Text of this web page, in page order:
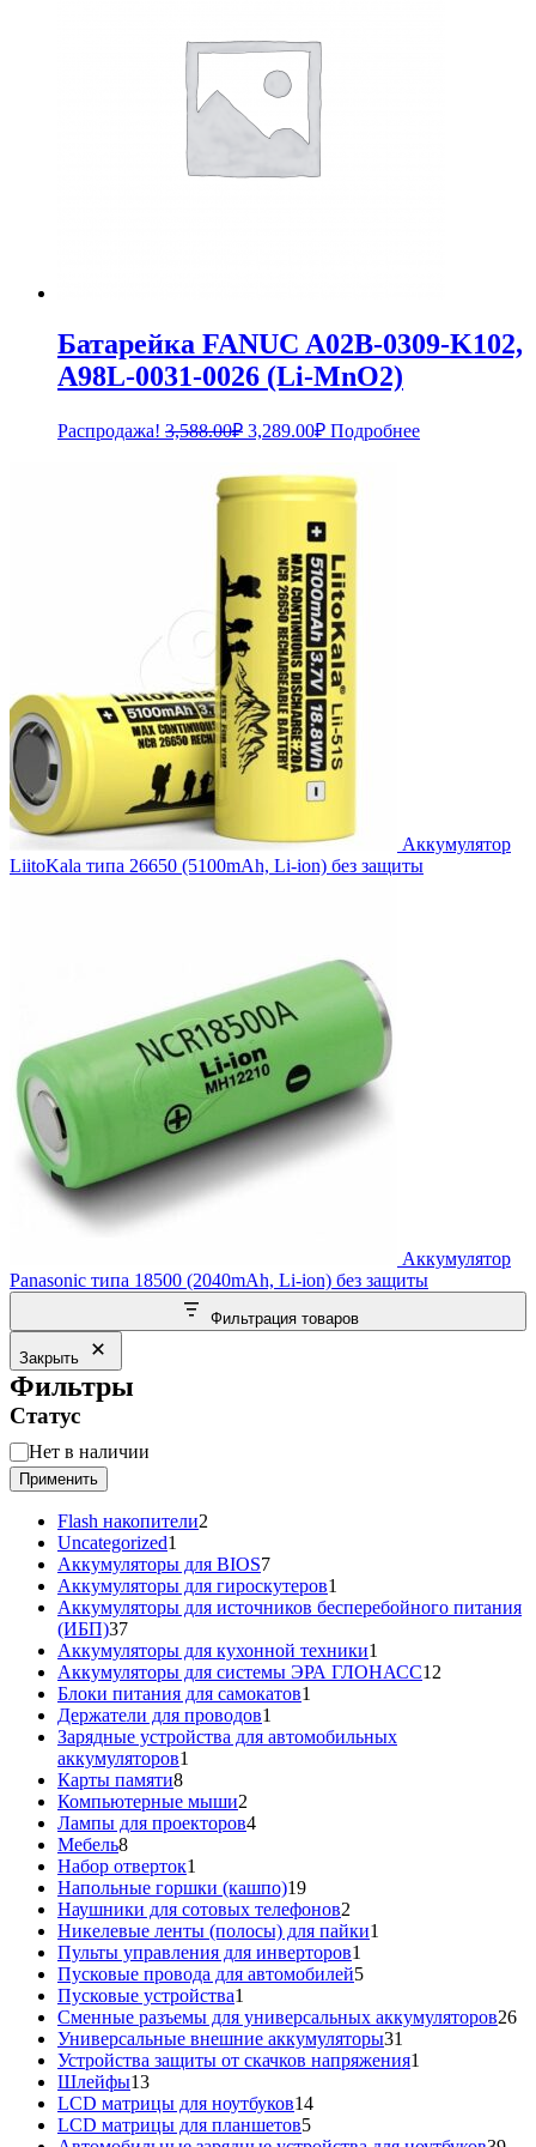
Батарейка FANUC A02B-0309-K102,
A98L-0031-0026 (Li-MnO2)
Распродажа! 3,588.00₽ Первоначальная
составляла
3,588.00₽.
3,289.00₽Текущая
цена:
3,289.00₽.
Подробнее
Аккумулятор
LiitoKala типа 26650 (5100mAh, Li-ion) без защиты
Аккумулятор
Panasonic типа 18500 (2040mAh, Li-ion) без защиты
Фильтрация товаров
Закрыть
Фильтры
Статус
Статус
Нет в наличии
Применить
Flash накопители2
Uncategorized1
товар
Аккумуляторы для BIOS77
товаров
Аккумуляторы для гироскутеров1
товар
Аккумуляторы для источников бесперебойного питания
(ИБП)3737
товаров
Аккумуляторы для кухонной техники1
товар
Аккумуляторы для системы ЭРА ГЛОНАСС12
Блоки питания для самокатов1
Держатели для проводов1
товар
Зарядные устройства для автомобильных
аккумуляторов1
Карты памяти88
товаров
Компьютерные мыши2
товара
Лампы для проекторов44
Мебель88
товаров
Набор отверток1
товар
Напольные горшки (кашпо)1919
товаров
Наушники для сотовых телефонов2
товара
Никелевые ленты (полосы) для пайки1
Пульты управления для инверторов1
товар
Пусковые провода для автомобилей55
Пусковые устройства1
товар
Сменные разъемы для универсальных аккумуляторов2626
Универсальные внешние аккумуляторы31
товар
Устройства защиты от скачков напряжения1
Шлейфы1313
товаров
LCD матрицы для ноутбуков1414
LCD матрицы для планшетов55